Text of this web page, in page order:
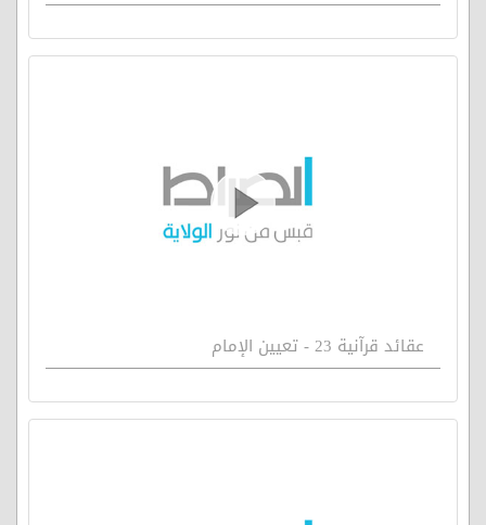
عقائد قرآنية 23 - تعيين الإمام